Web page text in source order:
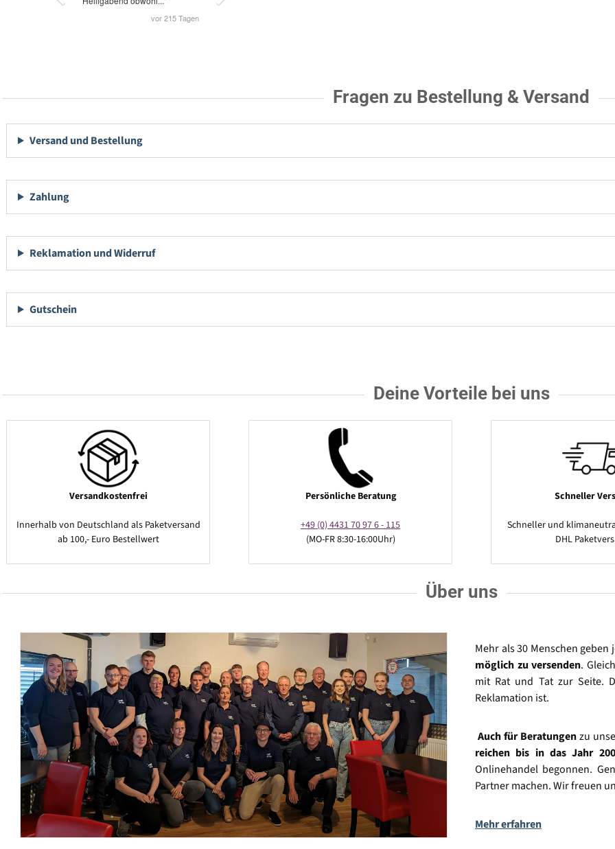
Fragen zu Bestellung & Versand
Versand und Bestellung
Zahlung
Reklamation und Widerruf
Gutschein
Deine Vorteile bei uns
Versandkostenfrei
Innerhalb von Deutschland als Paketversand
ab 100,- Euro Bestellwert
Persönliche Beratung
+49 (0) 4431 70 97 6 - 115
(MO-FR 8:30-16:00Uhr)
Schneller
Schneller und
DHL
Über uns
Mehr als 30 Menschen
möglich zu versenden.
mit Rat und Tat zur Seite.
Reklamation ist.
Auch für Beratungenzu
reichen bis in das Jahr
Onlinehandel begonnen.
Partner machen. Wir freuen
Mehr erfahren